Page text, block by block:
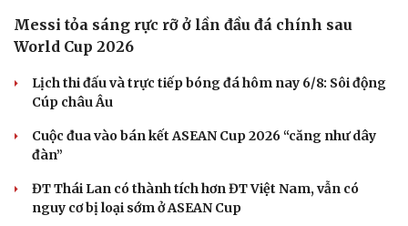
BÓNG ĐÁ VIỆT NAM
Hà Nội FC vô địch giải nhi đồng toàn quốc: Sự
khẳng định của hệ thống đào tạo trẻ
TRỰC TIẾP: Họp báo trước trận đấu ĐT Việt Nam - ĐT
Chuyển nhượng V-League 2026/2027: HLV Popov tái